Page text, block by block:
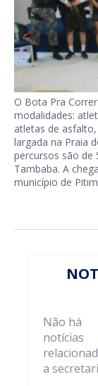
O Bota Pra
modalidades:
atletas de
largada na Praia
percursos são de
Tambaba. A
município de
Não há
notícias
a